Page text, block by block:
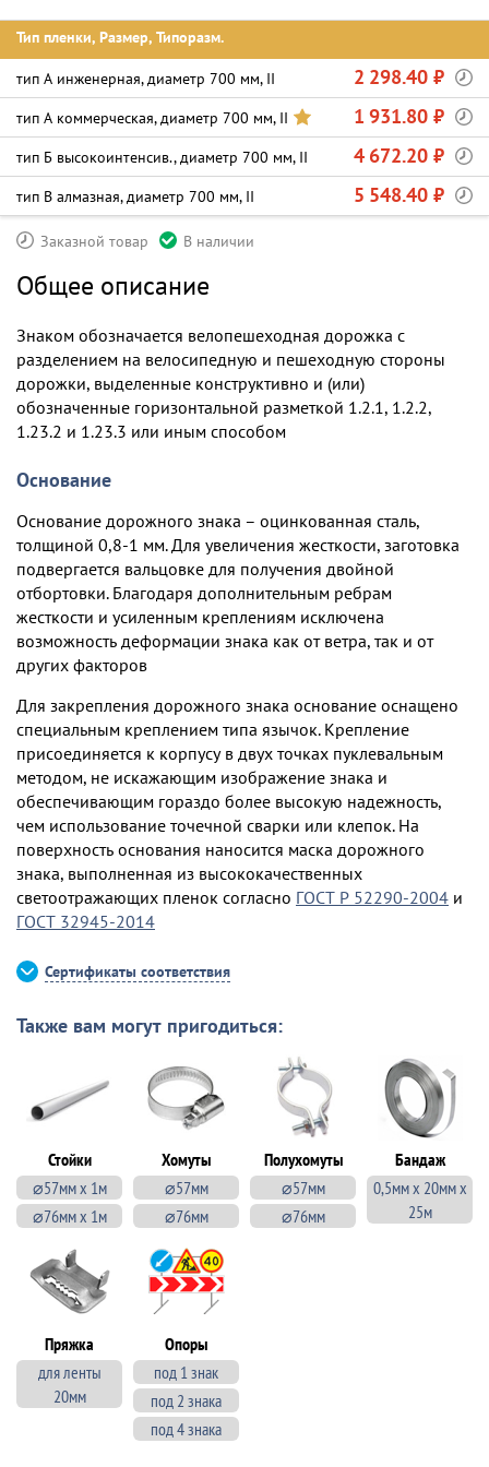
Тип пленки, Размер, Типоразм.
тип А инженерная, диаметр 700 мм, II 2 298.40 ₽
тип А коммерческая, диаметр 700 мм, II 1 931.80 ₽
тип Б высокоинтенсив., диаметр 700 мм, II 4 672.20 ₽
тип В алмазная, диаметр 700 мм, II 5 548.40 ₽
Заказной товар В наличии
Общее описание
Знаком обозначается велопешеходная дорожка с
разделением на велосипедную и пешеходную стороны
дорожки, выделенные конструктивно и (или)
обозначенные горизонтальной разметкой 1.2.1, 1.2.2,
1.23.2 и 1.23.3 или иным способом
Основание
Основание дорожного знака – оцинкованная сталь,
толщиной 0,8-1 мм. Для увеличения жесткости, заготовка
подвергается вальцовке для получения двойной
отбортовки. Благодаря дополнительным ребрам
жесткости и усиленным креплениям исключена
возможность деформации знака как от ветра, так и от
других факторов
Для закрепления дорожного знака основание оснащено
специальным креплением типа язычок. Крепление
присоединяется к корпусу в двух точках пуклевальным
методом, не искажающим изображение знака и
обеспечивающим гораздо более высокую надежность,
чем использование точечной сварки или клепок. На
поверхность основания наносится маска дорожного
знака, выполненная из высококачественных
светоотражающих пленок согласно ГОСТ Р 52290-2004 и
ГОСТ 32945-2014
Сертификаты соответствия
Также вам могут пригодиться:
Стойки
⌀57мм х 1м
⌀76мм х 1м
Хомуты
⌀57мм
⌀76мм
Полухомуты
⌀57мм
⌀76мм
Бандаж
0,5мм х 20мм х
25м
Пряжка
для ленты
20мм
Опоры
под 1 знак
под 2 знака
под 4 знака